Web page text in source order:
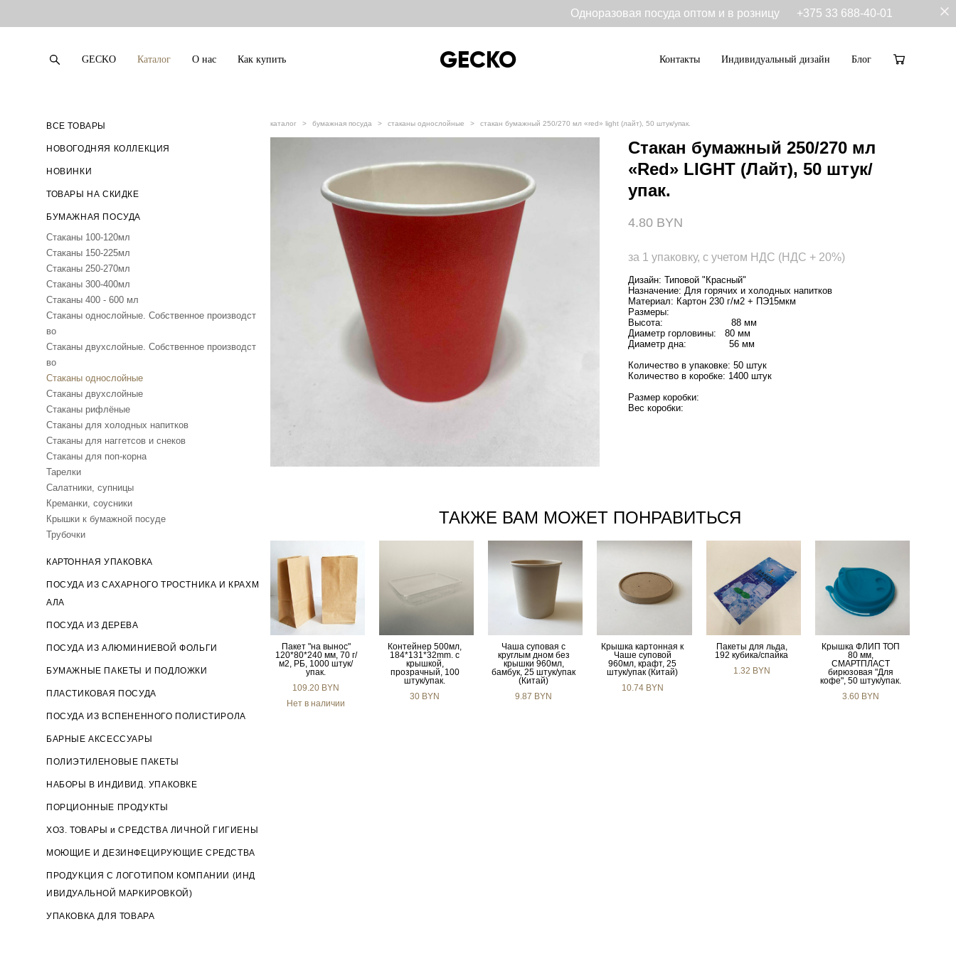
Одноразовая посуда оптом и в розницу +375 33 688-40-01
GECKO Каталог О нас Как купить GECKO Контакты Индивидуальный дизайн Блог
GECKO
ВСЕ ТОВАРЫ
НОВОГОДНЯЯ КОЛЛЕКЦИЯ
НОВИНКИ
ТОВАРЫ НА СКИДКЕ
БУМАЖНАЯ ПОСУДА
Стаканы 100-120мл
Стаканы 150-225мл
Стаканы 250-270мл
Стаканы 300-400мл
Стаканы 400 - 600 мл
Стаканы однослойные. Собственное производст
во
Стаканы двухслойные. Собственное производст
во
Стаканы однослойные
Стаканы двухслойные
Стаканы рифлёные
Стаканы для холодных напитков
Стаканы для наггетсов и снеков
Стаканы для поп-корна
Тарелки
Салатники, супницы
Креманки, соусники
Крышки к бумажной посуде
Трубочки
КАРТОННАЯ УПАКОВКА
ПОСУДА ИЗ САХАРНОГО ТРОСТНИКА И КРАХМ
АЛА
ПОСУДА ИЗ ДЕРЕВА
ПОСУДА ИЗ АЛЮМИНИЕВОЙ ФОЛЬГИ
БУМАЖНЫЕ ПАКЕТЫ И ПОДЛОЖКИ
ПЛАСТИКОВАЯ ПОСУДА
ПОСУДА ИЗ ВСПЕНЕННОГО ПОЛИСТИРОЛА
БАРНЫЕ АКСЕССУАРЫ
ПОЛИЭТИЛЕНОВЫЕ ПАКЕТЫ
НАБОРЫ В ИНДИВИД. УПАКОВКЕ
ПОРЦИОННЫЕ ПРОДУКТЫ
ХОЗ. ТОВАРЫ и СРЕДСТВА ЛИЧНОЙ ГИГИЕНЫ
МОЮЩИЕ И ДЕЗИНФЕЦИРУЮЩИЕ СРЕДСТВА
ПРОДУКЦИЯ С ЛОГОТИПОМ КОМПАНИИ (ИНД
ИВИДУАЛЬНОЙ МАРКИРОВКОЙ)
УПАКОВКА ДЛЯ ТОВАРА
каталог > бумажная посуда > стаканы однослойные > стакан бумажный 250/270 мл «red» light (лайт), 50 штук/упак.
Стакан бумажный 250/270 мл
«Red» LIGHT (Лайт), 50 штук/
упак.
4.80 BYN
за 1 упаковку, с учетом НДС (НДС + 20%)
Дизайн: Типовой "Красный"
Назначение: Для горячих и холодных напитков
Материал: Картон 230 г/м2 + ПЭ15мкм
Размеры:
Высота: 88 мм
Диаметр горловины: 80 мм
Диаметр дна: 56 мм
Количество в упаковке: 50 штук
Количество в коробке: 1400 штук
Размер коробки:
Вес коробки:
ТАКЖЕ ВАМ МОЖЕТ ПОНРАВИТЬСЯ
Пакет "на вынос"
120*80*240 мм, 70 г/
м2, РБ, 1000 штук/
упак.
109.20 BYN
Нет в наличии
Контейнер 500мл,
184*131*32mm. с
крышкой,
прозрачный, 100
штук/упак.
30 BYN
Чаша суповая с
круглым дном без
крышки 960мл,
бамбук, 25 штук/упак
(Китай)
9.87 BYN
Крышка картонная к
Чаше суповой
960мл, крафт, 25
штук/упак (Китай)
10.74 BYN
Пакеты для льда,
192 кубика/спайка
1.32 BYN
Крышка ФЛИП ТОП
80 мм,
СМАРТПЛАСТ
бирюзовая "Для
кофе", 50 штук/упак.
3.60 BYN